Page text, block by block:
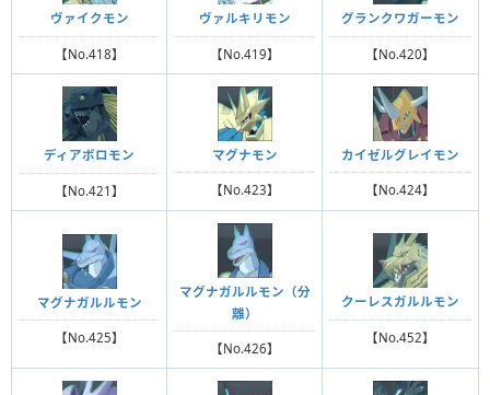
ヴァイクモン
【No.418】
ヴァルキリモン
【No.419】
グランクワガーモン
【No.420】
ディアボロモン
【No.421】
マグナモン
【No.423】
カイゼルグレイモン
【No.424】
マグナガルルモン
【No.425】
マグナガルルモン（分
離）
【No.426】
クーレスガルルモン
【No.452】